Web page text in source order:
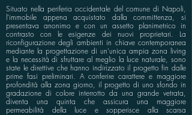
Situato nella periferia occidentale del comune di Napoli,
l’immobile appena acquistato dalla committenza, si
presentava anonimo e con un assetto planimetrico in
contrasto con le esigenze dei nuovi proprietari. La
riconfigurazione degli ambienti in chiave contemporanea
mediante la progettazione di un'unica ampia zona living
e la necessità di sfruttare al meglio la luce naturale, sono
state le direttive che hanno indirizzato il progetto fin dalle
prime fasi preliminari. A conferire carattere e maggiore
profondità alla zona giorno, il progetto di uno sfondo in
gradazione di colore interrotto da una grande vetrata,
diventa una quinta che assicura una maggiore
permeabilità della luce e sopperisce alla scarsa